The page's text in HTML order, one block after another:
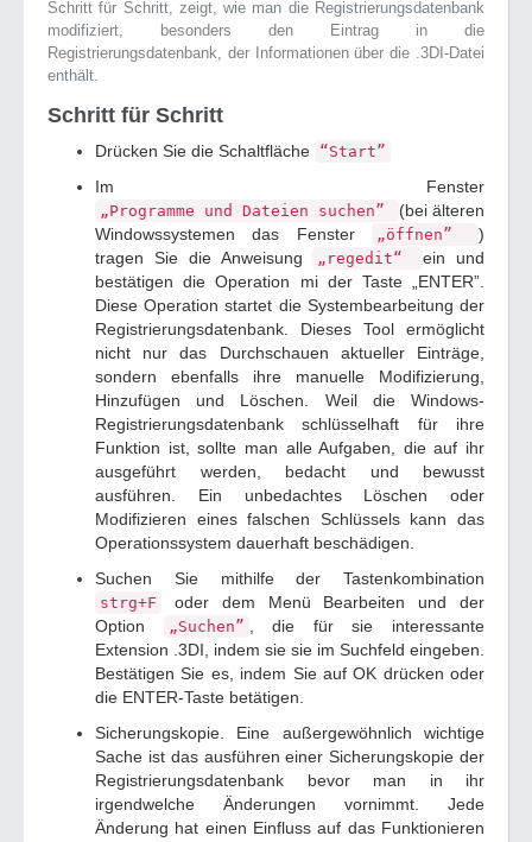
Schritt für Schritt, zeigt, wie man die Registrierungsdatenbank
modifiziert, besonders den Eintrag in die
Registrierungsdatenbank, der Informationen über die .3DI-Datei
enthält.
Schritt für Schritt
Drücken Sie die Schaltfläche “Start”
Im Fenster
„Programme und Dateien suchen”
(bei älteren
Windowssystemen das Fenster
„öffnen”
)
tragen Sie die Anweisung
„regedit“
ein und
bestätigen die Operation mi der Taste „ENTER”.
Diese Operation startet die Systembearbeitung der
Registrierungsdatenbank. Dieses Tool ermöglicht
nicht nur das Durchschauen aktueller Einträge,
sondern ebenfalls ihre manuelle Modifizierung,
Hinzufügen und Löschen. Weil die Windows-
Registrierungsdatenbank schlüsselhaft für ihre
Funktion ist, sollte man alle Aufgaben, die auf ihr
ausgeführt werden, bedacht und bewusst
ausführen. Ein unbedachtes Löschen oder
Modifizieren eines falschen Schlüssels kann das
Operationssystem dauerhaft beschädigen.
Suchen Sie mithilfe der Tastenkombination
strg+F
oder dem Menü Bearbeiten und der
Option
„Suchen”
, die für sie interessante
Extension .3DI, indem sie sie im Suchfeld eingeben.
Bestätigen Sie es, indem Sie auf OK drücken oder
die ENTER-Taste betätigen.
Sicherungskopie. Eine außergewöhnlich wichtige
Sache ist das ausführen einer Sicherungskopie der
Registrierungsdatenbank bevor man in ihr
irgendwelche Änderungen vornimmt. Jede
Änderung hat einen Einfluss auf das Funktionieren